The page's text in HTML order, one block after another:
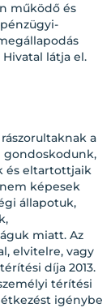
működő és
látja el.
a
gondoskodunk,
és eltartottjaik
képesek
állapotuk,
miatt. Az
elvitelre, vagy
díja 2013.
térítési
igénybe